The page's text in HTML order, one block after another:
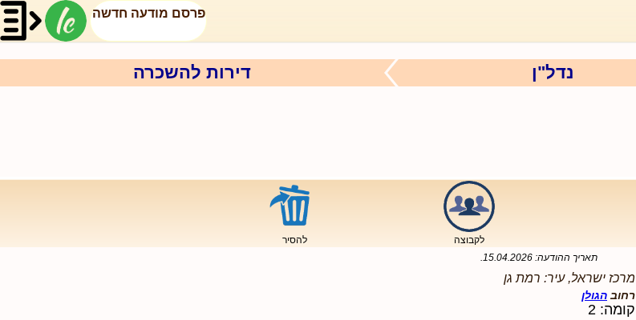
פרסם מודעה חדשה
נדל"ן דירות להשכרה
לקבוצה
להסיר
תאריך ההודעה: 15.04.2026
.
מרכז ישראל, עיר: רמת גן
רחוב הגולן
קומה: 2